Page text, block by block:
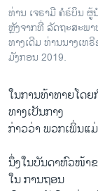
ທ່ານ ເຈຣາມີ ຄໍຣ໌ບິນ
ຫຼັງຈາກທີ່ ລັດຖະສະພ
ທາງເດີມ ທ່ານນາງເທ
ມັງກອນ 2019.
ໃນ​ການ​ທ້າ​ທາຍ​ໂດ
ທາງເປັນກາງ
ກ່າວ​ວ່າ ພວກ​ເພິ່ນ​ແ
ນຶ່ງ​ໃນ​ບັນ​ດາ​ຫົວ​ໜ້າ​
ໃນ​ ການ​ຖອນ